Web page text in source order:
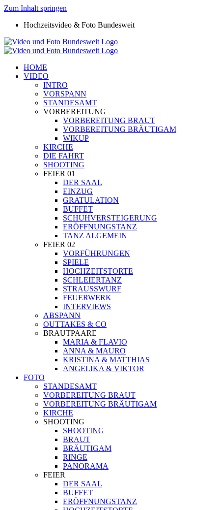
Zum Inhalt springen
Hochzeitsvideo & Foto Bundesweit
HOME
VIDEO
INTRO
VORSPANN
STANDESAMT
VORBEREITUNG
VORBEREITUNG BRAUT
VORBEREITUNG BRÄUTIGAM
WIKUP
KIRCHE
DIE FAHRT
SHOOTING
FEIER 01
DER SAAL
EINZUG
GRATULATION
BUFFET
SCHUHVERSTEIGERUNG
ERÖFFNUNGSTANZ
TANZ ALGEMEIN
FEIER 02
VORFÜHRUNGEN
SPIELE
HOCHZEITSTORTE
SCHLEIERTANZ
STRAUSSWURF
FEUERWERK
INTERVIEWS
ABSPANN
OUTTAKES & CO
BRAUTPAARE
MARIA & FLAVIO
ANNA & MAURO
KRISTINA & MATTHIAS
ANGELIKA & VIKTOR
FOTO
STANDESAMT
VORBEREITUNG BRAUT
VORBEREITUNG BRÄUTIGAM
KIRCHE
SHOOTING
SHOOTING
BRAUT
BRÄUTIGAM
RINGE
PANORAMA
FEIER
DER SAAL
BUFFET
ERÖFFNUNGSTANZ